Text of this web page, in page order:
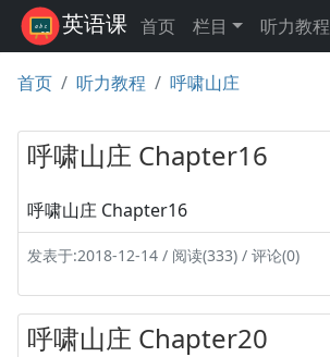
英语课 首页 栏目 听力教程
首页 听力教程 呼啸山庄
呼啸山庄 Chapter16
呼啸山庄 Chapter16
发表于:2018-12-14 / 阅读(333) / 评论(0)
呼啸山庄 Chapter20